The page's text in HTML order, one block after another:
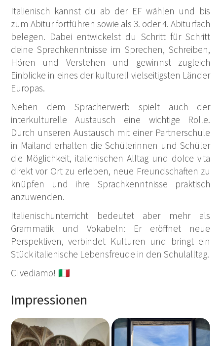
Italienisch kannst du ab der EF wählen und bis
zum Abitur fortführen sowie als 3. oder 4. Abiturfach
belegen. Dabei entwickelst du Schritt für Schritt
deine Sprachkenntnisse im Sprechen, Schreiben,
Hören und Verstehen und gewinnst zugleich
Einblicke in eines der kulturell vielseitigsten Länder
Europas.
Neben dem Spracherwerb spielt auch der
interkulturelle Austausch eine wichtige Rolle.
Durch unseren Austausch mit einer Partnerschule
in Mailand erhalten die Schülerinnen und Schüler
die Möglichkeit, italienischen Alltag und dolce vita
direkt vor Ort zu erleben, neue Freundschaften zu
knüpfen und ihre Sprachkenntnisse praktisch
anzuwenden.
Italienischunterricht bedeutet aber mehr als
Grammatik und Vokabeln: Er eröffnet neue
Perspektiven, verbindet Kulturen und bringt ein
Stück italienische Lebensfreude in den Schulalltag.
Ci vediamo! 🇮🇹
Impressionen